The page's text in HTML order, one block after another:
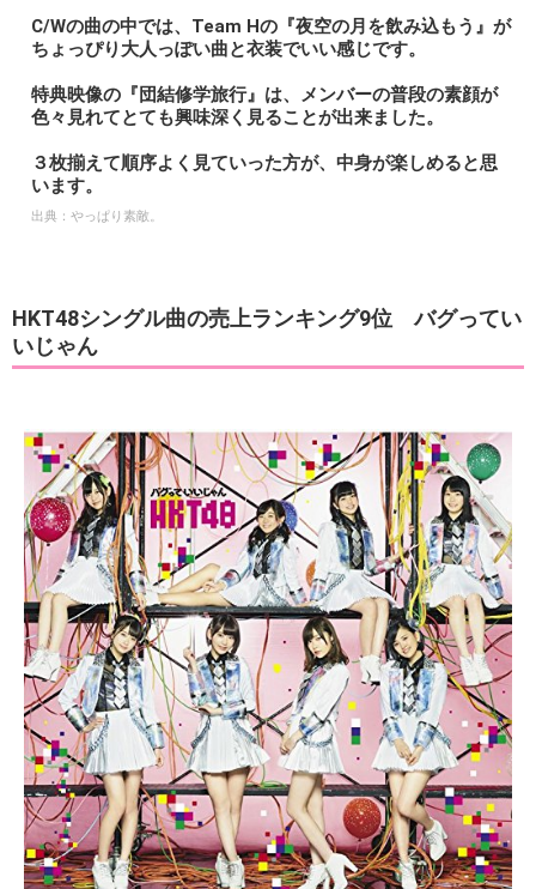
C/Wの曲の中では、Team Hの『夜空の月を飲み込もう』が
ちょっぴり大人っぽい曲と衣装でいい感じです。
特典映像の『団結修学旅行』は、メンバーの普段の素顔が
色々見れてとても興味深く見ることが出来ました。
３枚揃えて順序よく見ていった方が、中身が楽しめると思
います。
出典： やっぱり素敵。
HKT48シングル曲の売上ランキング9位 バグってい
いじゃん